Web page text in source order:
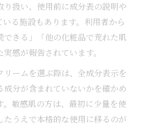
り扱い、使用前に成分表の説明や
る施設もあります。利用者から
できる」「他の化粧品で荒れた肌
感が報告されています。
リームを選ぶ際は、全成分表示を
成分が含まれていないかを確かめ
。敏感肌の方は、最初に少量を使
たうえで本格的な使用に移るのが